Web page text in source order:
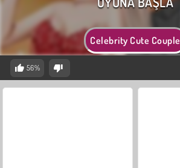
Celebrity Cute Couple
56%